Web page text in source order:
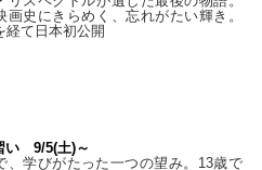
画史にきらめく、忘れがたい輝き。
経て⽇本初公開
い 9/5(土)～
、学びがたった一つの望み。13歳で